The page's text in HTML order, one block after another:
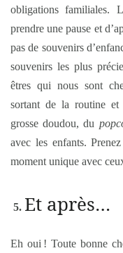
obligations familiales.
prendre une pause et
pas de souvenirs
souvenirs les plus
êtres qui nous sont
sortant de la routine et
grosse doudou, du
avec les enfants.
moment unique avec
Et après…
Eh oui ! Toute bonne